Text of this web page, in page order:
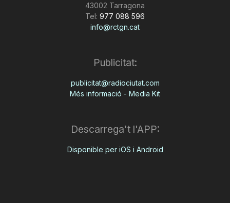
43002 Tarragona
Tel: 977 088 596
info@rctgn.cat
Publicitat:
publicitat@radiociutat.com
Més informació - Media Kit
Descarrega't l'APP:
Disponible per iOS i Android